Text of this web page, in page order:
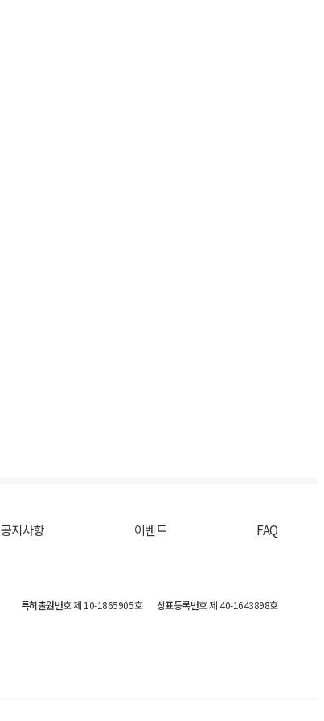
공지사항 이벤트 FAQ
특허출원번호제 10-1865905호 상표등록번호제 40-1643898호